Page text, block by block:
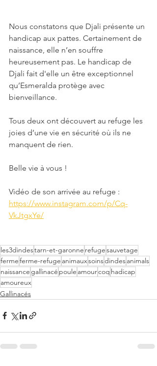
Nous constatons que Djali présente un
handicap aux pattes. Certainement de
naissance, elle n’en souffre
heureusement pas. Le handicap de
Djali fait d'elle un être exceptionnel
qu’Esmeralda protège avec
bienveillance.
Tous deux ont découvert au refuge les
joies d’une vie en sécurité où ils ne
manquent de rien.
Belle vie à vous !
Vidéo de son arrivée au refuge :
https://www.instagram.com/p/Cq-
VkJtgxYe/
les3dindestarn-et-garonne refugesauvetage
fermeferme-refuge animauxsoinsdindesanimals
naissance gallinacé poule amourcoq hadicap
amoureux
Gallinacés